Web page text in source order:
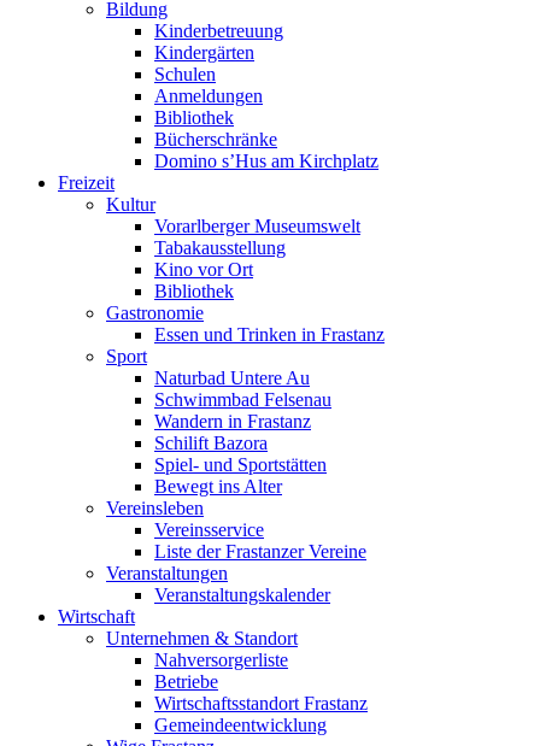
Bildung
Kinderbetreuung
Kindergärten
Schulen
Anmeldungen
Bibliothek
Bücherschränke
Domino s’Hus am Kirchplatz
Freizeit
Kultur
Vorarlberger Museumswelt
Tabakausstellung
Kino vor Ort
Bibliothek
Gastronomie
Essen und Trinken in Frastanz
Sport
Naturbad Untere Au
Schwimmbad Felsenau
Wandern in Frastanz
Schilift Bazora
Spiel- und Sportstätten
Bewegt ins Alter
Vereinsleben
Vereinsservice
Liste der Frastanzer Vereine
Veranstaltungen
Veranstaltungskalender
Wirtschaft
Unternehmen & Standort
Nahversorgerliste
Betriebe
Wirtschaftsstandort Frastanz
Gemeindeentwicklung